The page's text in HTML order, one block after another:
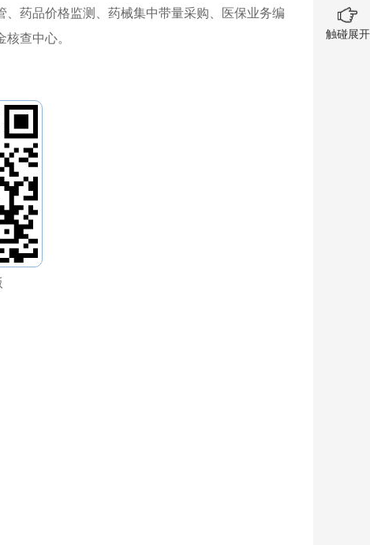
药品价格监测、药械集中带量采购、医保业务编
查中心。
触碰展开